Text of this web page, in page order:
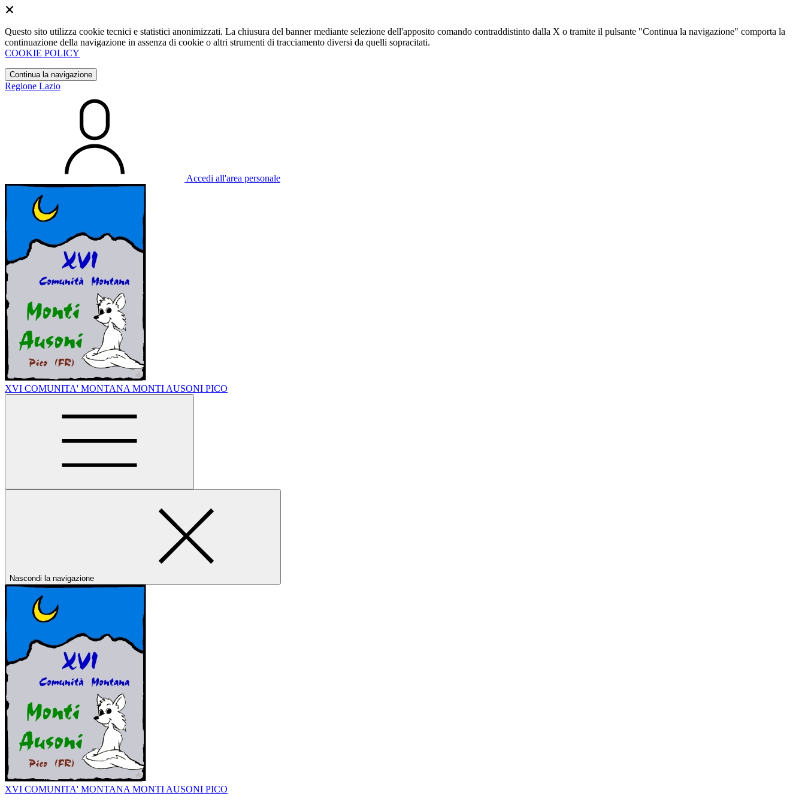
Questo sito utilizza cookie tecnici e statistici anonimizzati. La chiusura del banner mediante selezione dell'apposito comando contraddistinto dalla X o tramite il pulsante "Continua la navigazione" comporta la
continuazione della navigazione in assenza di cookie o altri strumenti di tracciamento diversi da quelli sopracitati.
COOKIE POLICY
Continua la navigazione
Regione Lazio
Accedi all'area personale
XVI COMUNITA' MONTANA MONTI AUSONI PICO
Nascondi la navigazione
XVI COMUNITA' MONTANA MONTI AUSONI PICO